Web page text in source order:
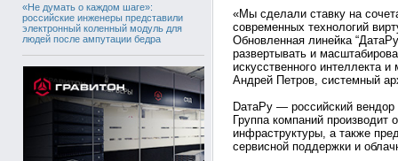
«Не думать о каждом шаге»:
российские инженеры представили
электронный коленный модуль для
людей после ампутации бедра
«Мы сделали ставку на
современных технологий
Обновленная линейка
развертывать и
искусственного интеллекта
Андрей Петров, системный
DатаРу — российский вендор
Группа компаний производит
инфраструктуры, а также
сервисной поддержки и